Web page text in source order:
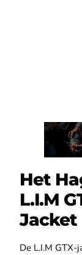
Het
L.I.M
Jacket
De L.I.M GTX-